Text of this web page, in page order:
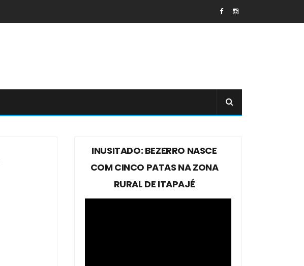
INUSITADO: BEZERRO NASCE
COM CINCO PATAS NA ZONA
RURAL DE ITAPAJÉ